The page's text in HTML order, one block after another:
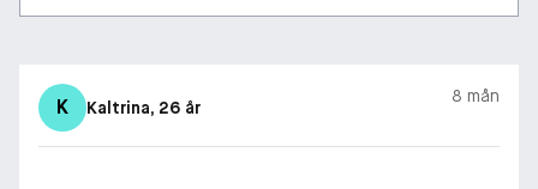
K Kaltrina, 26 år
8 mån